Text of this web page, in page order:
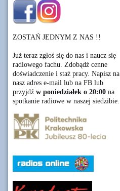
ZOSTAŃ JEDNYM Z NAS !!
Już teraz zgłoś się do nas i naucz się
radiowego fachu. Zdobądź cenne
doświadczenie i staż pracy. Napisz na
nasz adres e-mail lub na FB lub
przyjdź w poniedziałek o 20:00 na
spotkanie radiowe w naszej siedzibie.